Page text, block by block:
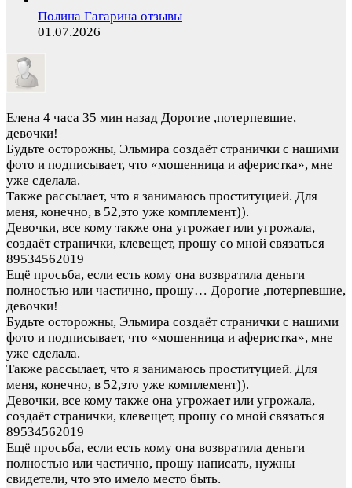
Полина Гагарина отзывы
01.07.2026
Елена 4 часа 35 мин назад Дорогие ,потерпевшие,
девочки!
Будьте осторожны, Эльмира создаёт странички с нашими
фото и подписывает, что «мошенница и аферистка», мне
уже сделала.
Также рассылает, что я занимаюсь проституцией. Для
меня, конечно, в 52,это уже комплемент)).
Девочки, все кому также она угрожает или угрожала,
создаёт странички, клевещет, прошу со мной связаться
89534562019
Ещё просьба, если есть кому она возвратила деньги
полностью или частично, прошу… Дорогие ,потерпевшие,
девочки!
Будьте осторожны, Эльмира создаёт странички с нашими
фото и подписывает, что «мошенница и аферистка», мне
уже сделала.
Также рассылает, что я занимаюсь проституцией. Для
меня, конечно, в 52,это уже комплемент)).
Девочки, все кому также она угрожает или угрожала,
создаёт странички, клевещет, прошу со мной связаться
89534562019
Ещё просьба, если есть кому она возвратила деньги
полностью или частично, прошу написать, нужны
свидетели, что это имело место быть.